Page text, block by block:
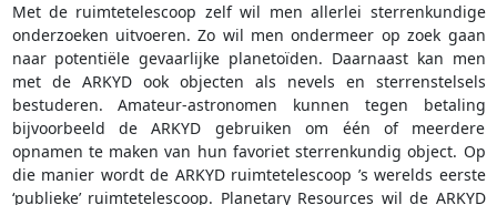
Met de ruimtetelescoop zelf wil men allerlei sterrenkundige
onderzoeken uitvoeren. Zo wil men ondermeer op zoek gaan
naar potentiële gevaarlijke planetoïden. Daarnaast kan men
met de ARKYD ook objecten als nevels en sterrenstelsels
bestuderen. Amateur-astronomen kunnen tegen betaling
bijvoorbeeld de ARKYD gebruiken om één of meerdere
opnamen te maken van hun favoriet sterrenkundig object. Op
die manier wordt de ARKYD ruimtetelescoop ’s werelds eerste
‘publieke’ ruimtetelescoop. Planetary Resources wil de ARKYD